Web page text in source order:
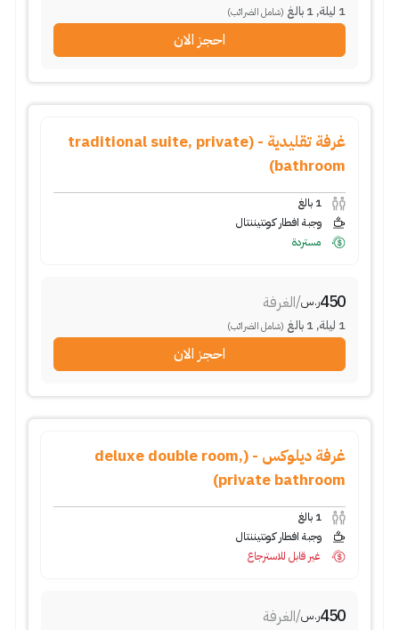
1 ليلة,
1 بالغ (شامل الضرائب)
احجز الان
غرفة تقليدية - (traditional suite, private
bathroom)
1 بالغ
وجبة افطار كونتيننتال
مستردة
450ر.س/الغرفة
1 ليلة,
1 بالغ (شامل الضرائب)
احجز الان
غرفة ديلوكس - (deluxe double room,
private bathroom)
1 بالغ
وجبة افطار كونتيننتال
غير قابل للاسترجاع
450ر.س/الغرفة